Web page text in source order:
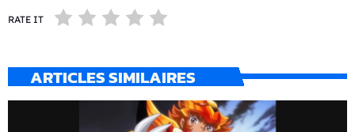
RATE IT
ARTICLES SIMILAIRES